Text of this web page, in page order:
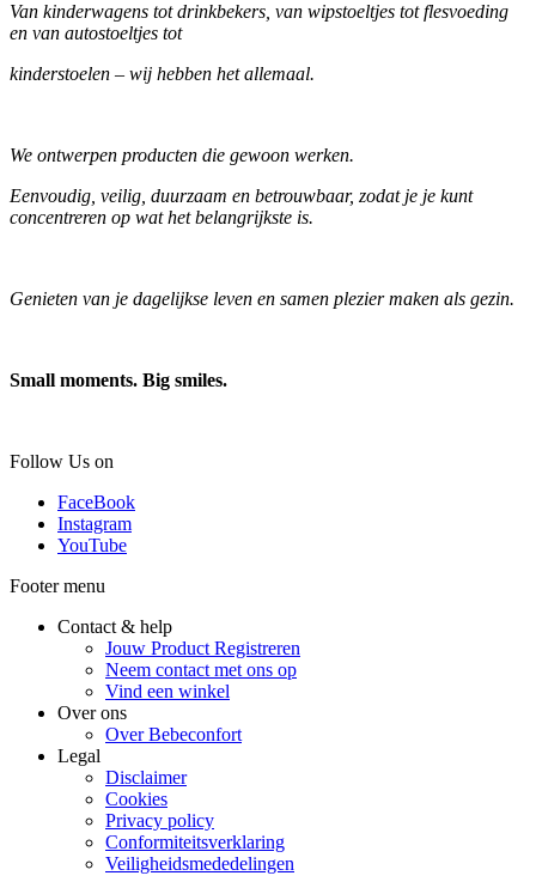
Van kinderwagens tot drinkbekers, van wipstoeltjes tot flesvoeding
en van autostoeltjes tot
kinderstoelen – wij hebben het allemaal.
We ontwerpen producten die gewoon werken.
Eenvoudig, veilig, duurzaam en betrouwbaar, zodat je je kunt
concentreren op wat het belangrijkste is.
Genieten van je dagelijkse leven en samen plezier maken als gezin.
Small moments. Big smiles.
Follow Us on
FaceBook
Instagram
YouTube
Footer menu
Contact & help
Jouw Product Registreren
Neem contact met ons op
Vind een winkel
Over ons
Over Bebeconfort
Legal
Disclaimer
Cookies
Privacy policy
Conformiteitsverklaring
Veiligheidsmededelingen